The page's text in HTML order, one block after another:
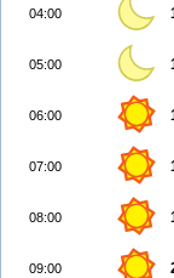
04:00
05:00
06:00
07:00
08:00
09:00